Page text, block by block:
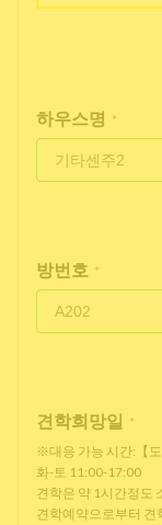
하우스명 *
방번호 *
견학희망일 *
※대응 가능 시간:【
화-토 11:00-17:00
견학은 약 1시간정도
견학예약으로부터 견